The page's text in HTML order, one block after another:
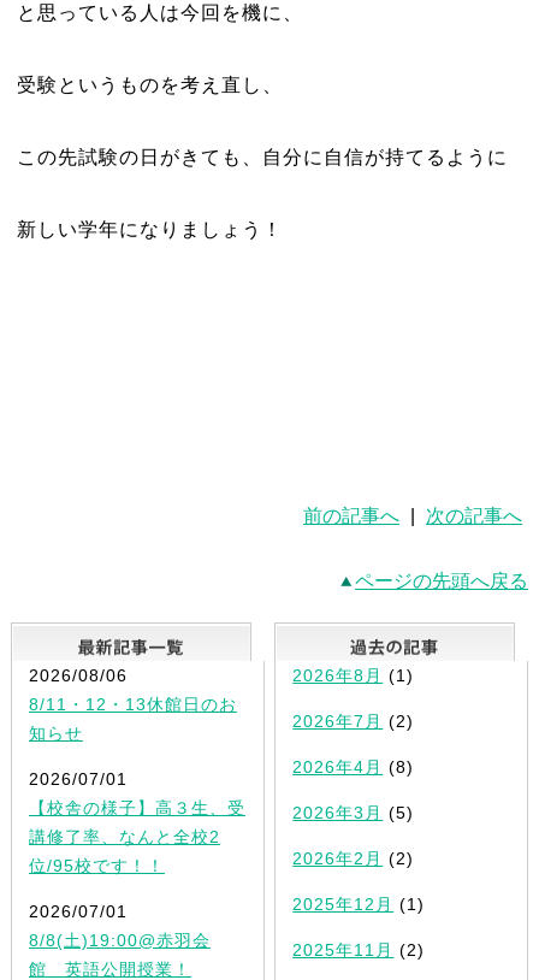
と思っている人は今回を機に、
受験というものを考え直し、
この先試験の日がきても、自分に自信が持てるように
新しい学年になりましょう！
前の記事へ 次の記事へ
ページの先頭へ戻る
最新記事一覧
2026/08/06
8/11・12・13休館日のお
知らせ
2026/07/01
【校舎の様子】高３生、受
講修了率、なんと全校2
位/95校です！！
2026/07/01
8/8(土)19:00@赤羽会
館 英語公開授業！
2026年8月 (1)
2026年7月 (2)
2026年4月 (8)
2026年3月 (5)
2026年2月 (2)
2025年12月 (1)
2025年11月 (2)